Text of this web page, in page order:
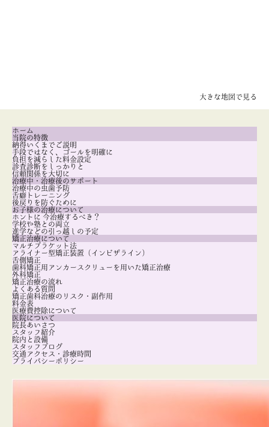
大きな地図で見る
ホーム
当院の特徴
納得いくまでご説明
手段ではなく、ゴールを明確に
負担を減らした料金設定
診査診断をしっかりと
信頼関係を大切に
治療中・治療後のサポート
治療中の虫歯予防
舌癖トレーニング
後戻りを防ぐために
お子様の治療について
ホントに 今治療するべき？
学校や塾との両立
進学などの引っ越しの予定
矯正治療について
マルチブラケット法
アライナー型矯正装置（インビザライン）
舌側矯正
歯科矯正用アンカースクリューを用いた矯正治療
外科矯正
矯正治療の流れ
よくある質問
矯正歯科治療のリスク・副作用
料金表
医療費控除について
医院について
院長あいさつ
スタッフ紹介
院内と設備
スタッフブログ
交通アクセス・診療時間
プライバシーポリシー